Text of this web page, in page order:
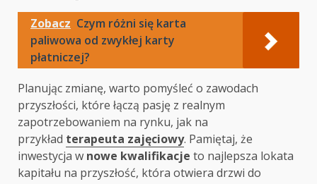
Zobacz Czym różni się karta
paliwowa od zwykłej karty
płatniczej?
Planując zmianę, warto pomyśleć o zawodach
przyszłości, które łączą pasję z realnym
zapotrzebowaniem na rynku, jak na
przykład terapeuta zajęciowy. Pamiętaj, że
inwestycja w nowe kwalifikacje to najlepsza lokata
kapitału na przyszłość, która otwiera drzwi do